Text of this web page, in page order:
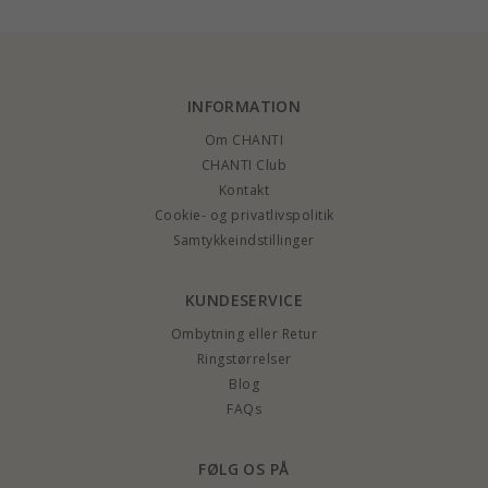
INFORMATION
Om CHANTI
CHANTI Club
Kontakt
Cookie- og privatlivspolitik
Samtykkeindstillinger
KUNDESERVICE
Ombytning eller Retur
Ringstørrelser
Blog
FAQs
FØLG OS PÅ